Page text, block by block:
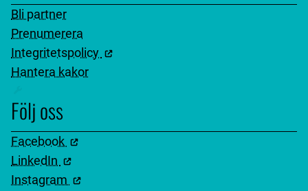
Bli partner
Prenumerera
Integritetspolicy
Hantera kakor
Följ oss
Facebook
LinkedIn
Instagram